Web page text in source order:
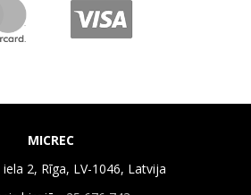
MICREC
2, Rīga, LV-1046, Latvija